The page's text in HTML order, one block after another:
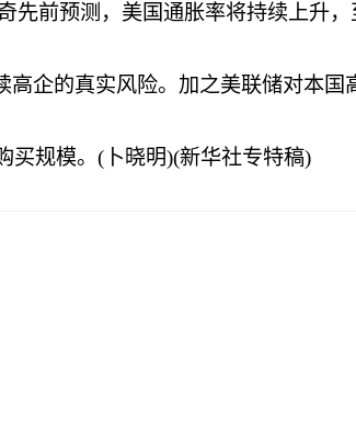
先前预测，美国通胀率将持续上升
企的真实风险。加之美联储对本国
买规模。(卜晓明)(新华社专特稿)